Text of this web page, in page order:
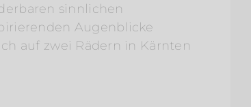
sinnlichen
Augenblicke
auf zwei Rädern in Kärnten